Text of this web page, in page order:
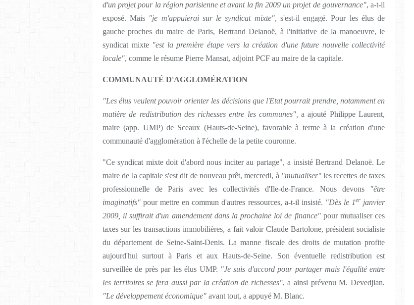
d'un projet pour la région parisienne et avant la fin 2009 un projet de gouvernance", a-t-il
exposé. Mais "je m'appuierai sur le syndicat mixte", s'est-il engagé. Pour les élus de
gauche proches du maire de Paris, Bertrand Delanoë, à l'initiative de la manoeuvre, le
syndicat mixte "est la première étape vers la création d'une future nouvelle collectivité
locale", comme le résume Pierre Mansat, adjoint PCF au maire de la capitale.
COMMUNAUTÉ D'AGGLOMÉRATION
"Les élus veulent pouvoir orienter les décisions que l'Etat pourrait prendre, notamment en
matière de redistribution des richesses entre les communes", a ajouté Philippe Laurent,
maire (app. UMP) de Sceaux (Hauts-de-Seine), favorable à terme à la création d'une
communauté d'agglomération à l'échelle de la petite couronne.
"Ce syndicat mixte doit d'abord nous inciter au partage", a insisté Bertrand Delanoë. Le
maire de la capitale s'est dit de nouveau prêt, mercredi, à "mutualiser"les recettes de taxes
professionnelle de Paris avec les collectivités d'Ile-de-France. Nous devons
"être
imaginatifs" pour mettre en commun d'autres ressources, a-t-il insisté. "Dès le 1erjanvier
2009, il suffirait d'un amendement dans la prochaine loi de finance"pour mutualiser ces
taxes sur les transactions immobilières, a fait valoir Claude Bartolone, président socialiste
du département de Seine-Saint-Denis. La manne fiscale des droits de mutation profite
aujourd'hui surtout à Paris et aux Hauts-de-Seine. Son éventuelle redistribution est
surveillée de près par les élus UMP. "Je suis d'accord pour partager mais l'égalité entre
les territoires se fera aussi par la création de richesses", a ainsi prévenu M. Devedjian.
"Le développement économique" avant tout, a appuyé M. Blanc.